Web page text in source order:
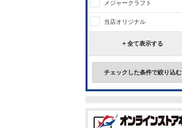
メジャークラフト
当店オリジナル
+ 全て表示する
チェックした条件で絞り込む